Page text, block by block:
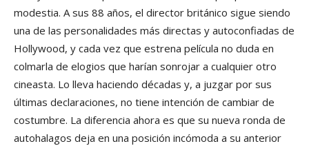
modestia. A sus 88 años, el director británico sigue siendo
una de las personalidades más directas y autoconfiadas de
Hollywood, y cada vez que estrena película no duda en
colmarla de elogios que harían sonrojar a cualquier otro
cineasta. Lo lleva haciendo décadas y, a juzgar por sus
últimas declaraciones, no tiene intención de cambiar de
costumbre. La diferencia ahora es que su nueva ronda de
autohalagos deja en una posición incómoda a su anterior